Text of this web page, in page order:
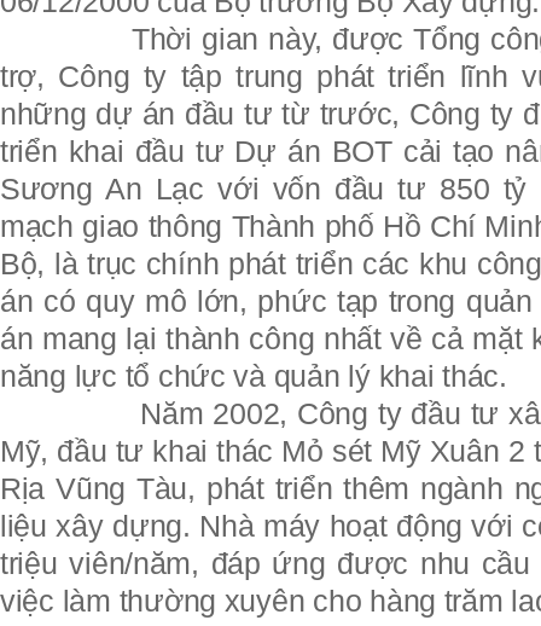
Thời gian này, được Tổng
trợ, Công ty tập trung phát triển lĩnh
những dự án đầu tư từ trước, Công ty
triển khai đầu tư Dự án BOT cải tạo
Sương An Lạc với vốn đầu tư 850 tỷ
mạch giao thông Thành phố Hồ Chí
Bộ, là trục chính phát triển các khu
án có quy mô lớn, phức tạp trong
án mang lại thành công nhất về cả mặt
năng lực tổ chức và quản lý khai thác.
Năm 2002, Công ty đầu tư
Mỹ, đầu tư khai thác Mỏ sét Mỹ Xuân 2
Rịa Vũng Tàu, phát triển thêm ngành
liệu xây dựng. Nhà máy hoạt động với
triệu viên/năm, đáp ứng được nhu
việc làm thường xuyên cho hàng trăm